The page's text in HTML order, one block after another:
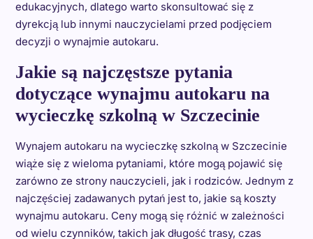
edukacyjnych, dlatego warto skonsultować się z
dyrekcją lub innymi nauczycielami przed podjęciem
decyzji o wynajmie autokaru.
Jakie są najczęstsze pytania
dotyczące wynajmu autokaru na
wycieczkę szkolną w Szczecinie
Wynajem autokaru na wycieczkę szkolną w Szczecinie
wiąże się z wieloma pytaniami, które mogą pojawić się
zarówno ze strony nauczycieli, jak i rodziców. Jednym z
najczęściej zadawanych pytań jest to, jakie są koszty
wynajmu autokaru. Ceny mogą się różnić w zależności
od wielu czynników, takich jak długość trasy, czas